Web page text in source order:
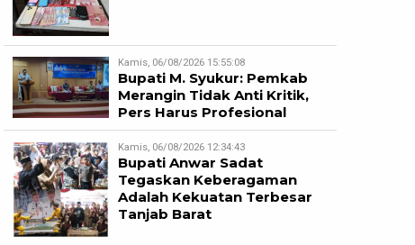
Kamis, 06/08/2026 15:55:08
Bupati M. Syukur: Pemkab
Merangin Tidak Anti Kritik,
Pers Harus Profesional
Kamis, 06/08/2026 12:34:43
Bupati Anwar Sadat
Tegaskan Keberagaman
Adalah Kekuatan Terbesar
Tanjab Barat